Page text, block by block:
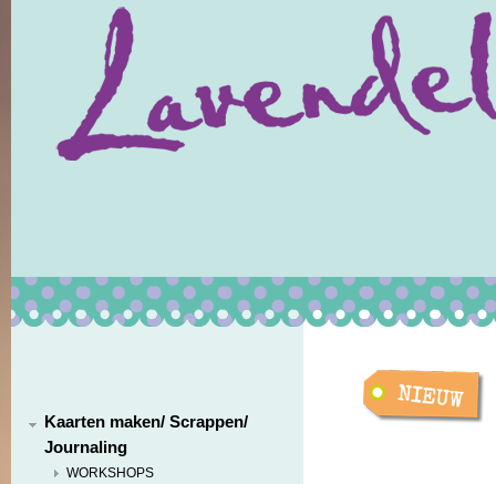
Kaarten maken/ Scrappen/
Journaling
WORKSHOPS